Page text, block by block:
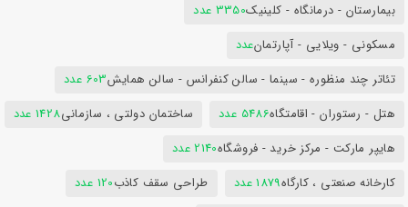
بیمارستان - درمانگاه - کلینیک3350 عدد
مسکونی - ویلایی - آپارتمانعدد
تئاتر چند منظوره - سینما - سالن کنفرانس - سالن همایش603 عدد
هتل - رستوران - اقامتگاه5486 عدد ساختمان دولتی ، سازمانی1428 عدد
هایپر مارکت - مرکز خرید - فروشگاه2140 عدد
کارخانه صنعتی ، کارگاه1879 عدد طراحی سقف کاذب120 عدد